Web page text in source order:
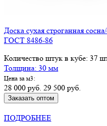
Доска сухая строганная
ГОСТ 8486-86
Количество штук в кубе: 37
Толщина: 30 мм
Цена за м3:
28 000 руб. 29 500 руб.
Заказать оптом
ПОДРОБНЕЕ